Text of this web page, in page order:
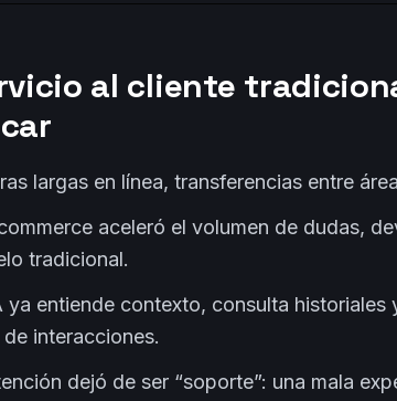
al cliente
largas en línea, transferencias entre
aceleró el volumen de dudas,
tradicional.
ya entiende contexto, consulta
interacciones.
dejó de ser “soporte”: una mala